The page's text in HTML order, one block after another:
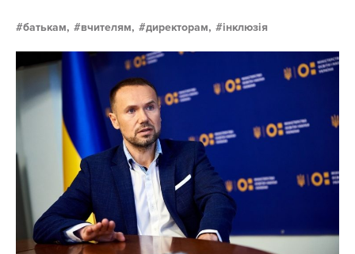
батькам, вчителям, директорам, інклюзія